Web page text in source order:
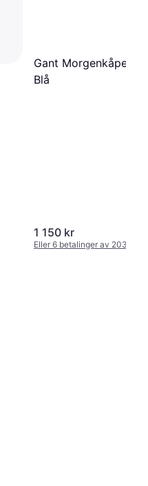
Gant Morgenkåpe
Blå
1 150 kr
Eller 6 betalinger av 203 kr